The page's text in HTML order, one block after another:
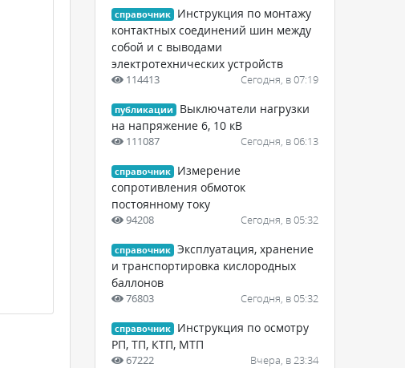
справочник
Инструкция по монтажу
контактных соединений шин между
собой и с выводами
электротехнических устройств
114413 Сегодня, в 07:19
публикации
Выключатели нагрузки
на напряжение 6, 10 кВ
111087 Сегодня, в 06:13
справочник
Измерение
сопротивления обмоток
постоянному току
94208 Сегодня, в 05:32
справочник Эксплуатация, хранение
и транспортировка кислородных
баллонов
76803 Сегодня, в 05:32
справочник
Инструкция по осмотру
РП, ТП, КТП, МТП
67222 Вчера, в 23:34